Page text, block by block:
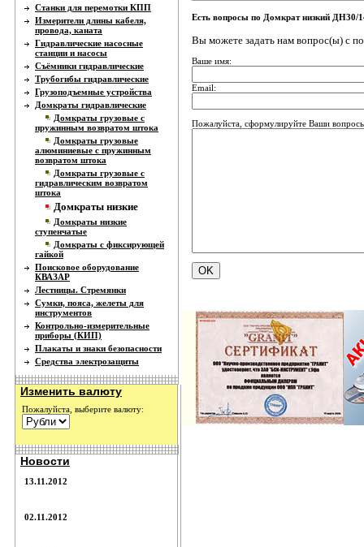
Станки для перемотки КПП
Измерители длины кабеля,
провода, каната
Гидравлические насосные
станции и насосы
Съёмники гидравлические
Трубогибы гидравлические
Грузоподъемные устройства
Домкраты гидравлические
Домкраты грузовые с
пружинным возвратом штока
Домкраты грузовые
алюминиевые с пружинным
возвратом штока
Домкраты грузовые с
гидравлическим возвратом
штока
Домкраты низкие
Домкраты низкие
ступенчатые
Домкраты с фиксирующей
гайкой
Поисковое оборудование
КВАЗАР
Лестницы. Стремянки
Сумки, пояса, желеты для
инструментов
Контрольно-измерительные
приборы (КИП)
Плакаты и знаки безопасности
Средства электрозащиты
Изменить валюту
Пожалуйста, выберите валюту:
Новости
13.11.2012
02.11.2012
Есть вопросы по Домкрат низкий ДН30/
Вы можете задать нам вопрос(ы) с
Ваше имя:
Email:
Пожалуйста, сформулируйте Ваши